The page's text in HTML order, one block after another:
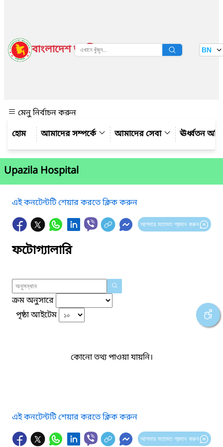
বাংলাদেশ জাতীয় তথ্য বাতায়ন BN
মেনু নির্বাচন করুন
আমাদের সম্পর্কে
আমাদের সেবা ঊর্ধ্বতন
Upazila Hospital
এই কনটেন্টটি শেয়ার করতে ক্লিক করুন
আপনার মতামত প্রদান করুন
ফটোগ্যালারি
ক্রম অনুসারে
পৃষ্ঠা আইটেম
কোনো তথ্য পাওয়া যায়নি।
এই কনটেন্টটি শেয়ার করতে ক্লিক করুন
আপনার মতামত প্রদান করুন